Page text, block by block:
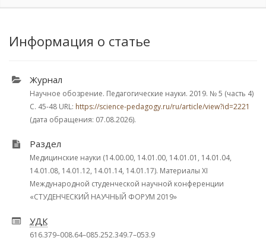
Информация о статье
Журнал
Научное обозрение. Педагогические науки. 2019. № 5 (часть 4)
С. 45-48 URL: https://science-pedagogy.ru/ru/article/view?id=2221
(дата обращения: 07.08.2026).
Раздел
Медицинские науки (14.00.00, 14.01.00, 14.01.01, 14.01.04,
14.01.08, 14.01.12, 14.01.14, 14.01.17). Материалы XI
Международной студенческой научной конференции
«СТУДЕНЧЕСКИЙ НАУЧНЫЙ ФОРУМ 2019»
УДК
616.379–008.64–085.252.349.7–053.9